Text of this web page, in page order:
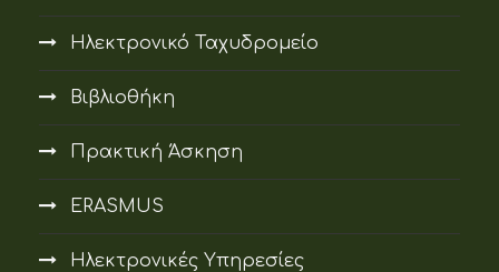
Ηλεκτρονικό Ταχυδρομείο
Βιβλιοθήκη
Πρακτική Άσκηση
ERASMUS
Ηλεκτρονικές Υπηρεσίες